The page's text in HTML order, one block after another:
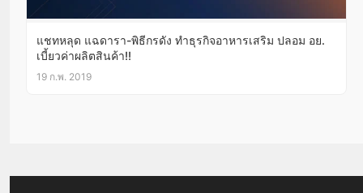
แชทหลุด แฉดารา-พิธีกรดัง ทำธุรกิจอาหารเสริม ปลอม อย.
เบี้ยวค่าผลิตสินค้า!!
19 ก.พ. 2019